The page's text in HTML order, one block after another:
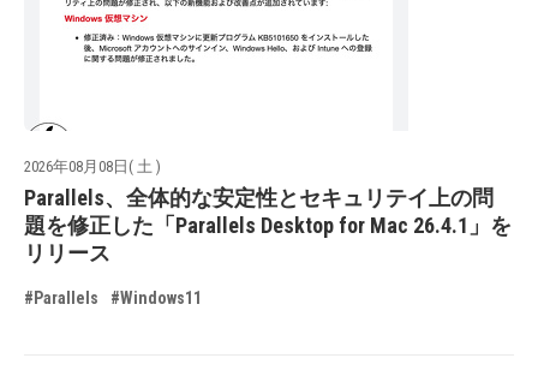
2026年08月08日( 土 )
Parallels、全体的な安定性とセキュリテイ上の問
題を修正した「Parallels Desktop for Mac 26.4.1」を
リリース
#Parallels #Windows11